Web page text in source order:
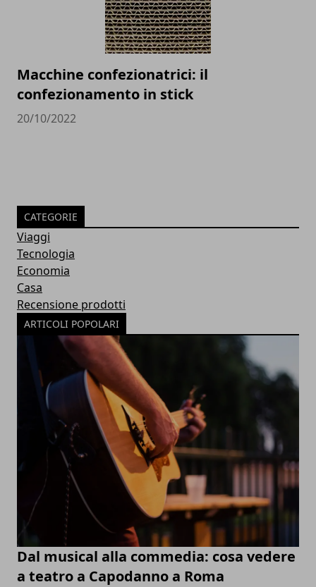
Macchine confezionatrici: il
confezionamento in stick
20/10/2022
CATEGORIE
Viaggi
Tecnologia
Economia
Casa
Recensione prodotti
ARTICOLI POPOLARI
Dal musical alla commedia: cosa vedere
a teatro a Capodanno a Roma